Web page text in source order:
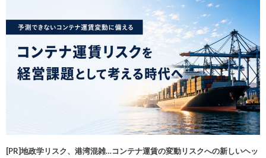
[PR]地政学リスク、港湾混雑…コンテナ運賃の変動リスクへの新しいヘッ